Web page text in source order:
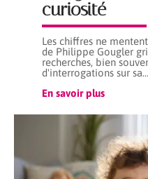
curiosité
Les chiffres ne
de Philippe Gougler
recherches, bien
d'interrogations sur sa…
En savoir plus